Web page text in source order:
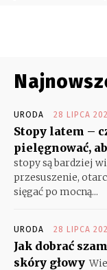
URODA 28 LIPCA
Stopy latem –
pielęgnować,
stopy są bardziej
przesuszenie,
sięgać po mocną...
URODA 28 LIPCA
Jak dobrać
skóry głowy